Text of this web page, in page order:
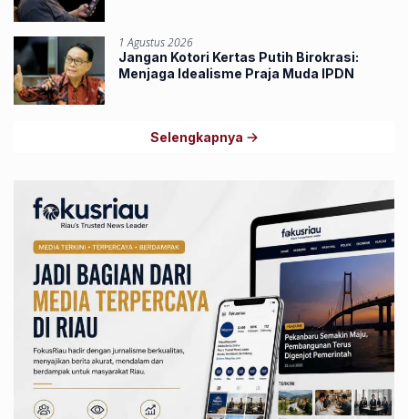
1 Agustus 2026
Jangan Kotori Kertas Putih Birokrasi:
Menjaga Idealisme Praja Muda IPDN
Selengkapnya